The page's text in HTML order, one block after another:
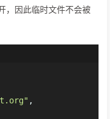
，因此临时文件不会被
,